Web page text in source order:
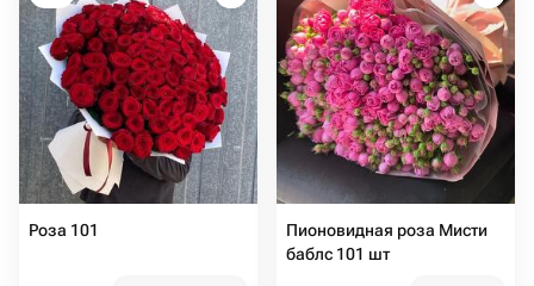
Роза 101
Пионовидная роза Мисти
баблс 101 шт